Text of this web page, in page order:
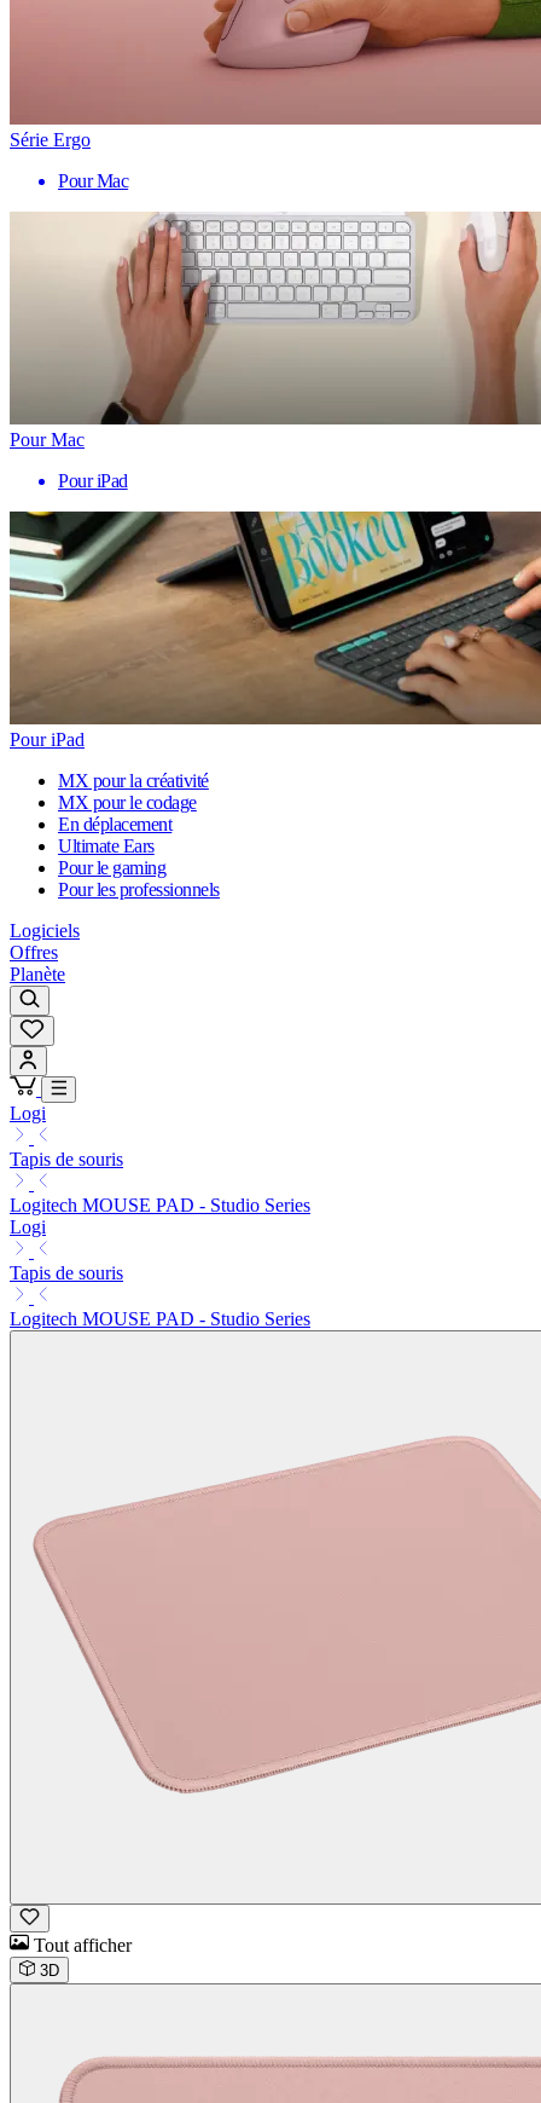
Série Ergo
Pour Mac
Pour Mac
Pour iPad
Pour iPad
MX pour la créativité
MX pour le codage
En déplacement
Ultimate Ears
Pour le gaming
Pour les professionnels
Logiciels
Offres
Planète
Logi
Tapis de souris
Logitech MOUSE PAD - Studio Series
Logi
Tapis de souris
Logitech MOUSE PAD - Studio Series
Tout afficher
3D